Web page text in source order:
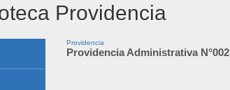
Providencia
Providencia
Providencia Administrativa N°002